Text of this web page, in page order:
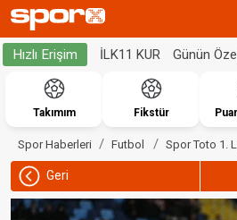
Hızlı Erişim İLK11 KUR Günün
Takımım Fikstür
Spor Haberleri Futbol Spor Toto 1.
Geri